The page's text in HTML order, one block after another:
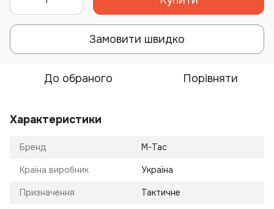
Замовити швидко
До обраного Порівняти
Характеристики
Бренд M-Tac
Країна виробник Україна
Призначення Тактичне